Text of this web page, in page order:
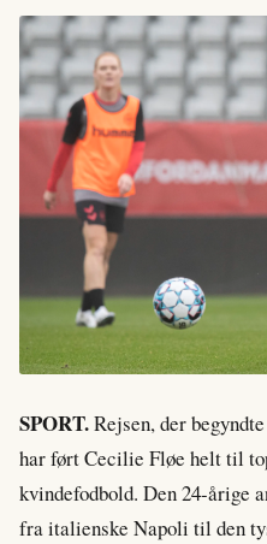
SPORT.Rejsen, der
har ført Cecilie Fløe helt til
kvindefodbold. Den 24-årige
fra italienske Napoli til den